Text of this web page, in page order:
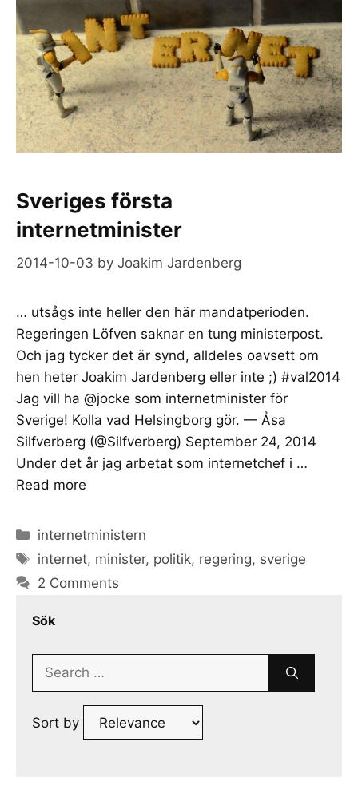
Sveriges första
internetminister
2014-10-03 by Joakim Jardenberg
… utsågs inte heller den här mandatperioden.
Regeringen Löfven saknar en tung ministerpost.
Och jag tycker det är synd, alldeles oavsett om
hen heter Joakim Jardenberg eller inte ;) #val2014
Jag vill ha @jocke som internetminister för
Sverige! Kolla vad Helsingborg gör. — Åsa
Silfverberg (@Silfverberg) September 24, 2014
Under det år jag arbetat som internetchef i …
Read more
Categories
internetministern
Tags
internet, minister, politik, regering, sverige
2 Comments
Sök
Search
Sort by